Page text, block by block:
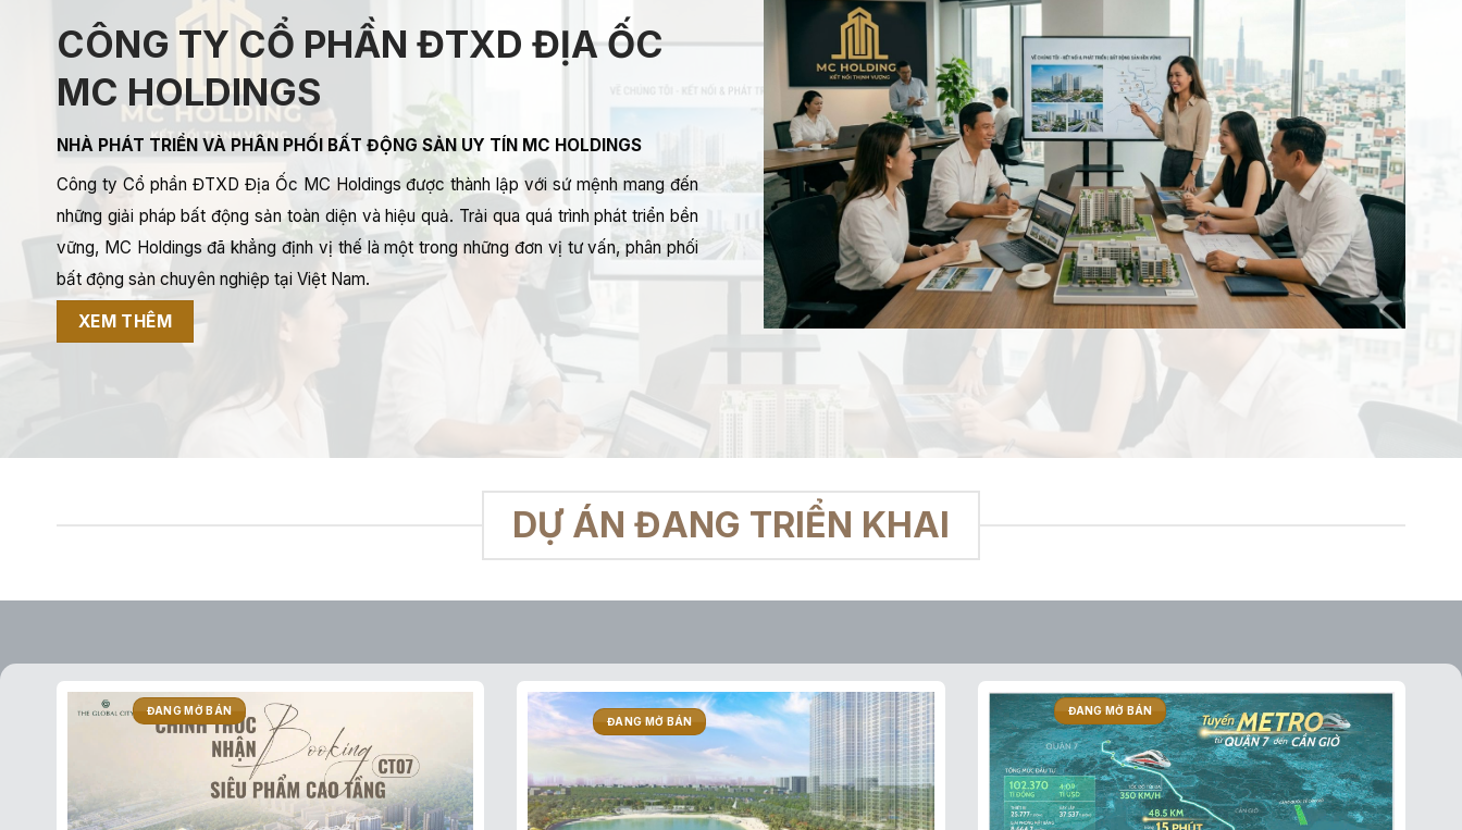
CÔNG TY CỔ PHẦN ĐTXD ĐỊA ỐC
MC HOLDINGS
NHÀ PHÁT TRIỂN VÀ PHÂN PHỐI BẤT ĐỘNG SẢN UY TÍN MC HOLDINGS
Công ty Cổ phần ĐTXD Địa Ốc MC Holdings được thành lập với sứ mệnh mang đến
những giải pháp bất động sản toàn diện và hiệu quả. Trải qua quá trình phát triển bền
vững, MC Holdings đã khẳng định vị thế là một trong những đơn vị tư vấn, phân phối
bất động sản chuyên nghiệp tại Việt Nam.
XEM THÊM
DỰ ÁN ĐANG TRIỂN KHAI
ĐANG MỞ BÁN
ĐANG MỞ BÁN
ĐANG MỞ BÁN